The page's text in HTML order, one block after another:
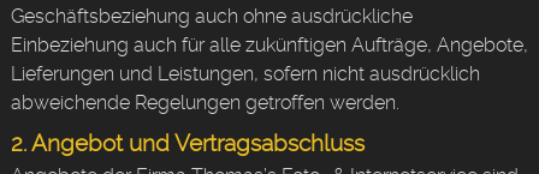
Geschäftsbeziehung auch ohne ausdrückliche
Einbeziehung auch für alle zukünftigen Aufträge, Angebote,
Lieferungen und Leistungen, sofern nicht ausdrücklich
abweichende Regelungen getroffen werden.
2. Angebot und Vertragsabschluss